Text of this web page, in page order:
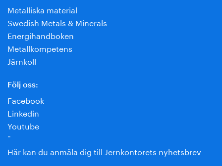
Metalliska material
Swedish Metals & Minerals
Energihandboken
Metallkompetens
Järnkoll
Följ oss:
Facebook
Linkedin
Youtube
¨
Här kan du anmäla dig till Jernkontorets nyhetsbrev